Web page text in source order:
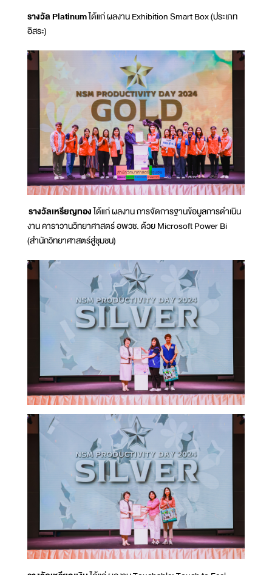
รางวัล Platinumได้แก่ ผลงาน Exhibition Smart Box (ประเภท
อิสระ)
รางวัลเหรียญทองได้แก่ ผลงาน การจัดการฐานข้อมูลการดำเนิน
งาน คาราวานวิทยาศาสตร์ อพวช. ด้วย Microsoft Power Bi
(สำนักวิทยาศาสตร์สู่ชุมชน)